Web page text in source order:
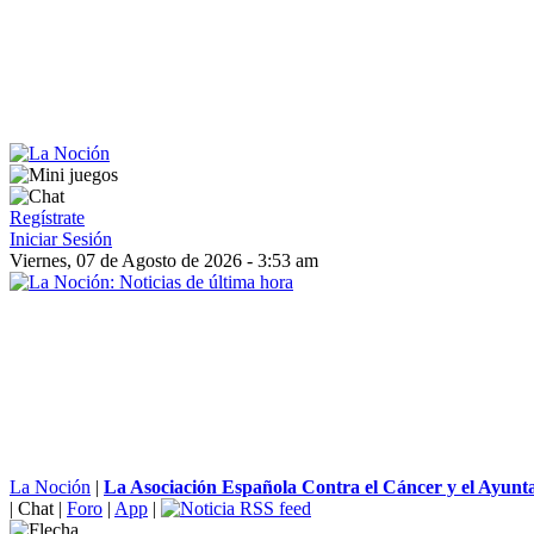
Regístrate
Iniciar Sesión
Viernes, 07 de Agosto de 2026 - 3:53 am
La Noción | La Asociación Española Contra el Cáncer y el
| Chat | Foro | App |